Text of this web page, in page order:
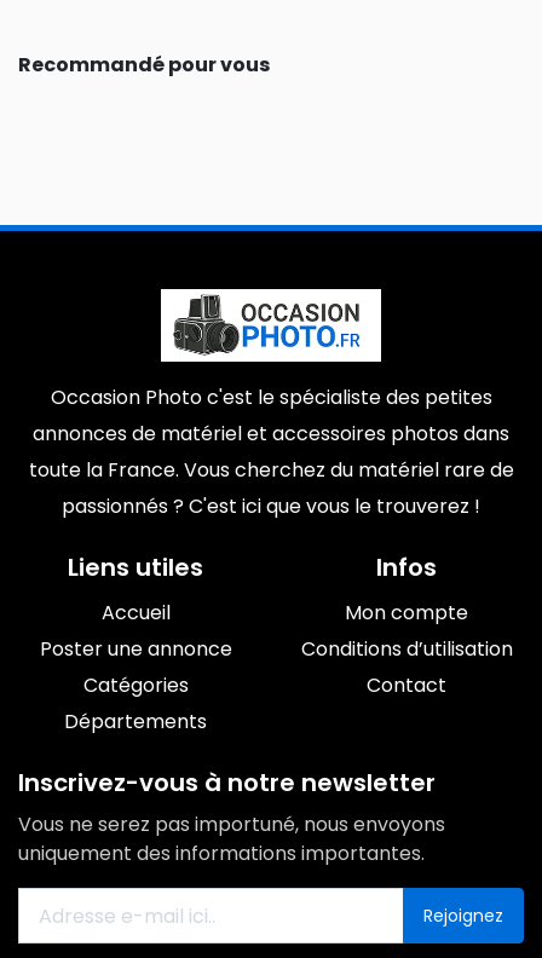
Recommandé pour vous
Occasion Photo c'est le spécialiste des petites
annonces de matériel et accessoires photos dans
toute la France. Vous cherchez du matériel rare de
passionnés ? C'est ici que vous le trouverez !
Liens utiles
Accueil
Poster une annonce
Catégories
Départements
Infos
Mon compte
Conditions d’utilisation
Contact
Inscrivez-vous à notre newsletter
Vous ne serez pas importuné, nous envoyons
uniquement des informations importantes.
Rejoignez